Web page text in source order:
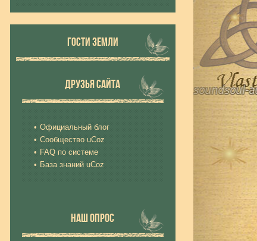
ГОСТИ ЗЕМЛИ
ДРУЗЬЯ САЙТА
Официальный блог
Сообщество uCoz
FAQ по системе
База знаний uCoz
НАШ ОПРОС